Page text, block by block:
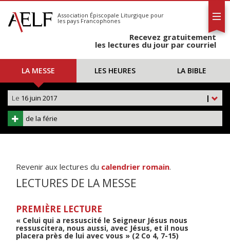
S'abonner
Calendrier
Association Épiscopale Liturgique pour
les pays Francophones
Recevez gratuitement
les lectures du jour par courriel
LA MESSE LES HEURES LA BIBLE
|
Le 16 juin 2017
de la férie
Revenir aux lectures du calendrier romain.
LECTURES DE LA MESSE
PREMIÈRE LECTURE
« Celui qui a ressuscité le Seigneur Jésus nous
ressuscitera, nous aussi, avec Jésus, et il nous
placera près de lui avec vous » (2 Co 4, 7-15)